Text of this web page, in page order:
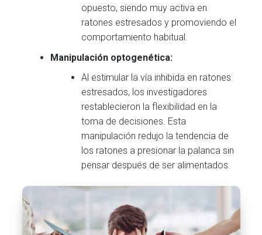
opuesto, siendo muy activa en
ratones estresados y promoviendo el
comportamiento habitual.
Manipulación optogenética:
Al estimular la vía inhibida en ratones
estresados, los investigadores
restablecieron la flexibilidad en la
toma de decisiones. Esta
manipulación redujo la tendencia de
los ratones a presionar la palanca sin
pensar después de ser alimentados.